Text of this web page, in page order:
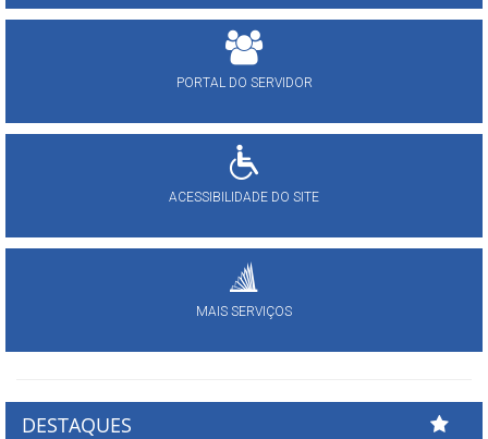
PORTAL DO SERVIDOR
ACESSIBILIDADE DO SITE
MAIS SERVIÇOS
DESTAQUES